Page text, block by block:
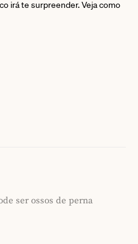
irá te surpreender. Veja como
ser ossos de perna